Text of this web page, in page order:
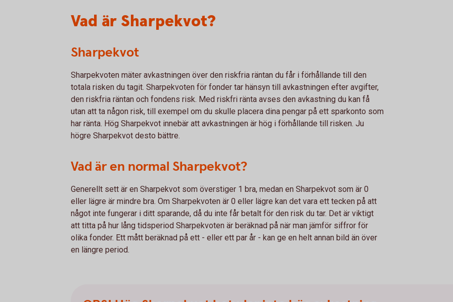
Vad är Sharpekvot?
Sharpekvot
Sharpekvoten mäter avkastningen över den riskfria räntan du får i förhållande till den
totala risken du tagit. Sharpekvoten för fonder tar hänsyn till avkastningen efter avgifter,
den riskfria räntan och fondens risk. Med riskfri ränta avses den avkastning du kan få
utan att ta någon risk, till exempel om du skulle placera dina pengar på ett sparkonto som
har ränta. Hög Sharpekvot innebär att avkastningen är hög i förhållande till risken. Ju
högre Sharpekvot desto bättre.
Vad är en normal Sharpekvot?
Generellt sett är en Sharpekvot som överstiger 1 bra, medan en Sharpekvot som är 0
eller lägre är mindre bra. Om Sharpekvoten är 0 eller lägre kan det vara ett tecken på att
något inte fungerar i ditt sparande, då du inte får betalt för den risk du tar. Det är viktigt
att titta på hur lång tidsperiod Sharpekvoten är beräknad på när man jämför siffror för
olika fonder. Ett mått beräknad på ett - eller ett par år - kan ge en helt annan bild än över
en längre period.